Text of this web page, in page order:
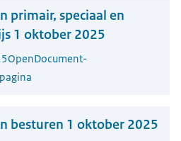
primair, speciaal en
1 oktober 2025
OpenDocument-
besturen 1 oktober 2025